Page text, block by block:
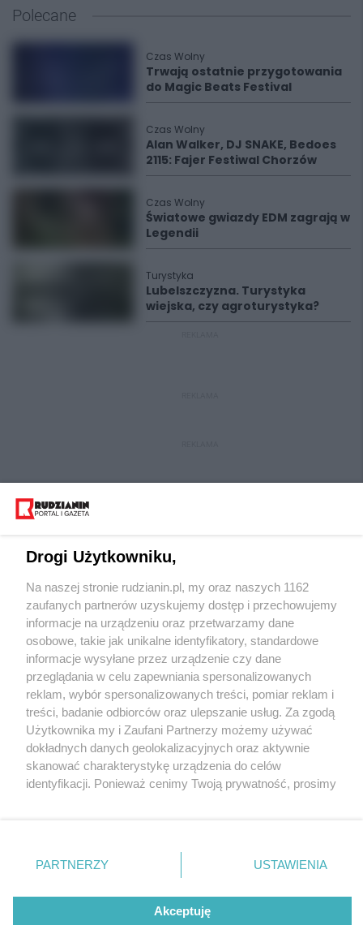
Polecane
Czas Wolny
Trwają ostatnie przygotowania
do Magic Beats Festival
Czas Wolny
Alan Walker, DJ SNAKE, Bedoes
2115: Fajer Festiwal Chorzów
Czas Wolny
Światowe gwiazdy EDM zagrają w
Legendii
Turystyka
Lubelszczyzna. Turystyka
wiejska, czy agroturystyka?
Wydawca mediów lokalnych
Nie zapomnij
zapoznać się z:
polityką prywatności regulamin korzystania z portali
Twojemiasto
Piekary Śląskie
Chorzów
Tarnowskie Góry
Gliwice
Skontakuj sięz nami
Kontakt
Wydawca
Redakcja
Drogi Użytkowniku,
Na naszej stronie rudzianin.pl, my oraz naszych 1162
zaufanych partnerów uzyskujemy dostęp i przechowujemy
informacje na urządzeniu oraz przetwarzamy dane
osobowe, takie jak unikalne identyfikatory, standardowe
informacje wysyłane przez urządzenie czy dane
przeglądania w celu zapewniania spersonalizowanych
reklam, wybór spersonalizowanych treści, pomiar reklam i
treści, badanie odbiorców oraz ulepszanie usług. Za zgodą
Użytkownika my i Zaufani Partnerzy możemy używać
dokładnych danych geolokalizacyjnych oraz aktywnie
skanować charakterystykę urządzenia do celów
identyfikacji. Ponieważ cenimy Twoją prywatność, prosimy
prywatności znajdujący się w lewym dolnym rogu strony
. Niektóre rodzaje przetwarzania danych nie wymagają
zgody użytkownika, ale masz prawo sprzeciwić się
takiemu przetwarzaniu. Preferencje będą miały
zastosowania tylko na tej witrynie.
PARTNERZY USTAWIENIA
Akceptuję